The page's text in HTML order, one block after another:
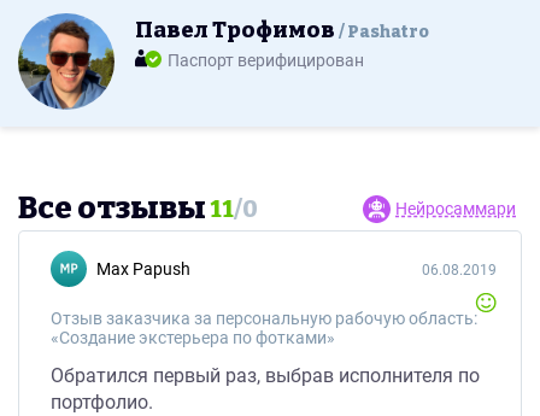
Павел Трофимов Pashatro
Паспорт верифицирован
Все отзывы11/0 Нейросаммари
Max Papush
Отзыв заказчика за персональную рабочую область:
«Создание экстерьера по фотками»
06.08.2019
Обратился первый раз, выбрав исполнителя по
портфолио.